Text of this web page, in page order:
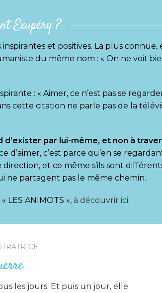
Exupéry ?
inspirantes et positives. La plus
du même nom : « On ne voit
: « Aimer, ce n’est pas se
cette citation ne parle pas de la
par lui-même, et non à
d’aimer, c’est parce qu’en se
et ce même s’ils sont
ne partagent pas le même chemin.
LES ANIMOTS »,à découvrir ici.
les jours. Et puis un jour, elle